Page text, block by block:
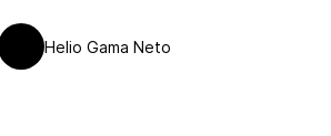
Helio Gama Neto